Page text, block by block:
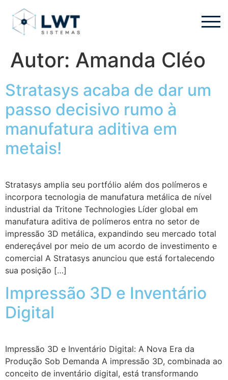
Autor: Amanda Cléo
Stratasys acaba de dar um
passo decisivo rumo à
manufatura aditiva em
metais!
Stratasys amplia seu portfólio além dos polímeros e
incorpora tecnologia de manufatura metálica de nível
industrial da Tritone Technologies Líder global em
manufatura aditiva de polímeros entra no setor de
impressão 3D metálica, expandindo seu mercado total
endereçável por meio de um acordo de investimento e
comercial A Stratasys anunciou que está fortalecendo
sua posição […]
Impressão 3D e Inventário
Digital
Impressão 3D e Inventário Digital: A Nova Era da
Produção Sob Demanda A impressão 3D, combinada ao
conceito de inventário digital, está transformando